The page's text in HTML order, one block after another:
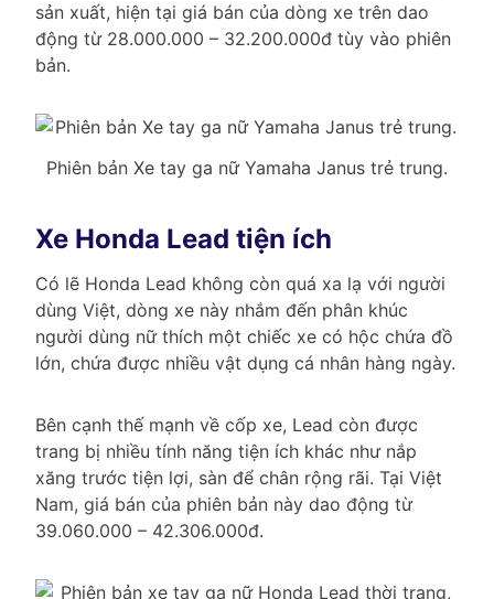
sản xuất, hiện tại giá bán của dòng xe trên dao
động từ 28.000.000 – 32.200.000đ tùy vào phiên
bản.
Phiên bản Xe tay ga nữ Yamaha Janus trẻ trung.
Xe Honda Lead tiện ích
Có lẽ Honda Lead không còn quá xa lạ với người
dùng Việt, dòng xe này nhắm đến phân khúc
người dùng nữ thích một chiếc xe có hộc chứa đồ
lớn, chứa được nhiều vật dụng cá nhân hàng ngày.
Bên cạnh thế mạnh về cốp xe, Lead còn được
trang bị nhiều tính năng tiện ích khác như nắp
xăng trước tiện lợi, sàn để chân rộng rãi. Tại Việt
Nam, giá bán của phiên bản này dao động từ
39.060.000 – 42.306.000đ.